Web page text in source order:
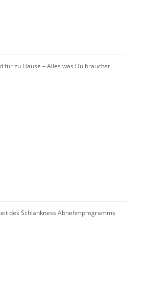
für zu Hause – Alles was Du brauchst
des Schlankness Abnehmprogramms